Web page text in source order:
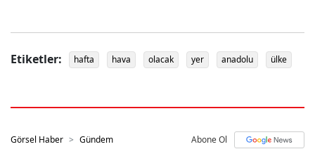
Etiketler: hafta hava olacak yer anadolu ülke
Görsel Haber Gündem Abone Ol